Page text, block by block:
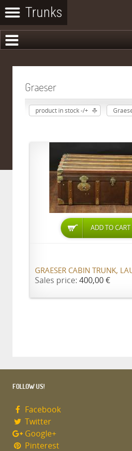
Graeser
product in stock -/+
ADD TO CART
GRAESER CABIN TRUNK,
Sales price: 400,00 €
FOLLOW US!
Facebook
Twitter
Google+
Pinterest